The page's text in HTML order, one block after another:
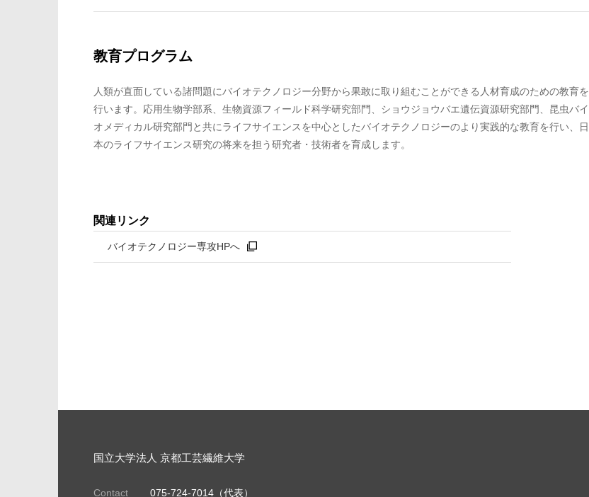
教育プログラム
人類が直面している諸問題にバイオテクノロジー分野から果敢に取り組むことができる人材育成のための教育を
行います。応用生物学部系、生物資源フィールド科学研究部門、ショウジョウバエ遺伝資源研究部門、昆虫バイ
オメディカル研究部門と共にライフサイエンスを中心としたバイオテクノロジーのより実践的な教育を行い、日
本のライフサイエンス研究の将来を担う研究者・技術者を育成します。
関連リンク
バイオテクノロジー専攻HPへ
国立大学法人 京都工芸繊維大学
Contact 075-724-7014（代表）